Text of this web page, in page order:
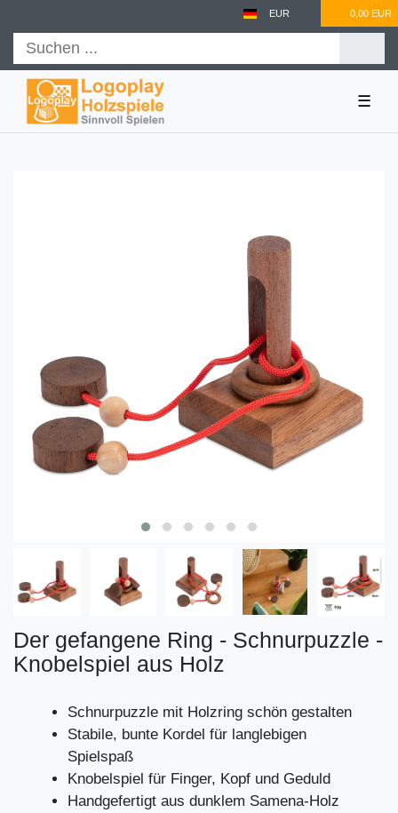
EUR 0,00 EUR
☰
Der gefangene Ring - Schnurpuzzle -
Knobelspiel aus Holz
Schnurpuzzle mit Holzring schön gestalten
Stabile, bunte Kordel für langlebigen
Spielspaß
Knobelspiel für Finger, Kopf und Geduld
Handgefertigt aus dunklem Samena-Holz